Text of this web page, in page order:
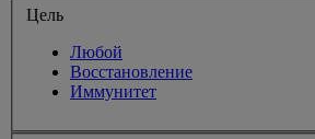
Цель
Любой
Восстановление
Иммунитет